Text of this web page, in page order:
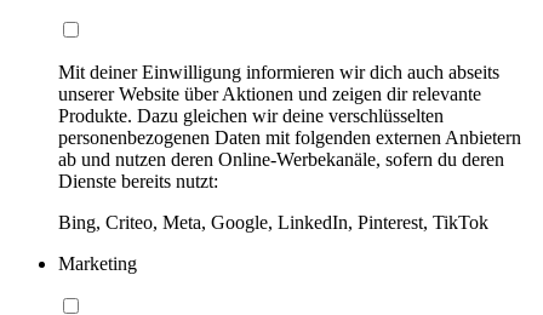
Mit deiner Einwilligung informieren wir dich auch abseits
unserer Website über Aktionen und zeigen dir relevante
Produkte. Dazu gleichen wir deine verschlüsselten
personenbezogenen Daten mit folgenden externen Anbietern
ab und nutzen deren Online-Werbekanäle, sofern du deren
Dienste bereits nutzt:
Bing, Criteo, Meta, Google, LinkedIn, Pinterest, TikTok
Marketing